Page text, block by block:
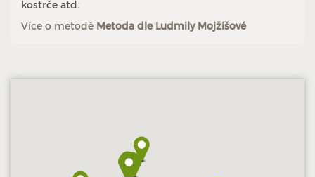
kostrče atd.
Více o metodě Metoda dle Ludmily Mojžíšové
Hodnoceno: 1×